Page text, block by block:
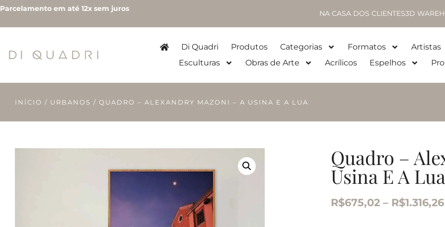
Parcelamento em até 12x sem juros
NA CASA DOS CLIENTES3D
Di Quadri Produtos Categorias Formatos Artistas
Esculturas
Obras de Arte Acrílicos Espelhos
INÍCIO / URBANOS / QUADRO – ALEXANDRY MAZONI – A USINA E A LUA
Quadro –
Usina E A Lua
R$675,02 – R$1.316,26